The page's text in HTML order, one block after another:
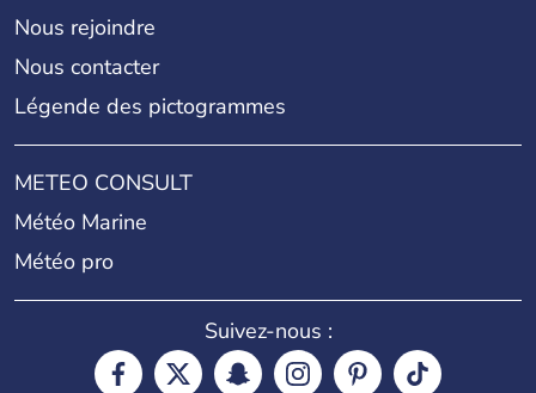
Nous rejoindre
Nous contacter
Légende des pictogrammes
METEO CONSULT
Météo Marine
Météo pro
Suivez-nous :